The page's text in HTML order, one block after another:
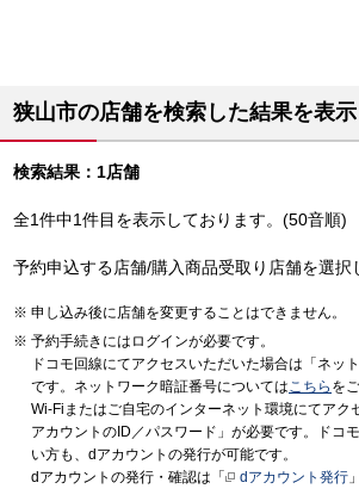
狭山市の店舗を検索した結果を表
検索結果：1店舗
全1件中1件目を表示しております。(50音順)
予約申込する店舗/購入商品受取り店舗を選択
申し込み後に店舗を変更することはできません。
予約手続きにはログインが必要です。
ドコモ回線にてアクセスいただいた場合は「ネッ
です。ネットワーク暗証番号についてはこちら を
Wi-Fiまたはご自宅のインターネット環境にてアク
アカウントのID／パスワード」が必要です。ドコ
い方も、dアカウントの発行が可能です。
dアカウントの発行・確認は「
dアカウント発行